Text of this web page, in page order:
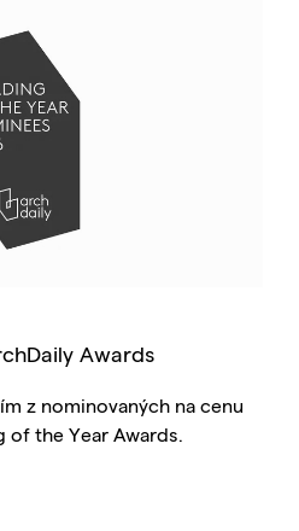
Awards
z nominovaných na cenu
of the Year Awards.